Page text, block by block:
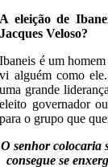
A eleição de
Jacques Veloso?
Ibaneis é um
vi alguém como
uma grande
eleito governador
para o grupo que
O senhor colocaria
consegue se